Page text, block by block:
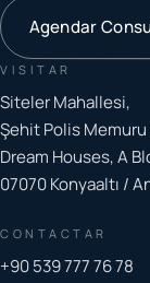
Agendar
VISITAR
Siteler Mahallesi,
Şehit Polis Memuru
Dream Houses, A
07070 Konyaaltı /
CONTACTAR
+90 539 777 76 78